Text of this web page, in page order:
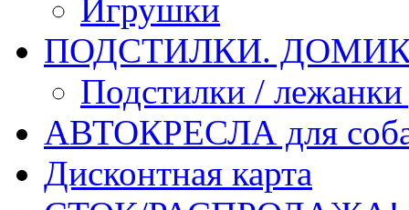
Игрушки
ПОДСТИЛКИ. ДОМИКИ
Подстилки / лежанки
АВТОКРЕСЛА для
Дисконтная карта